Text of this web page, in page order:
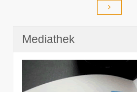
Mediathek